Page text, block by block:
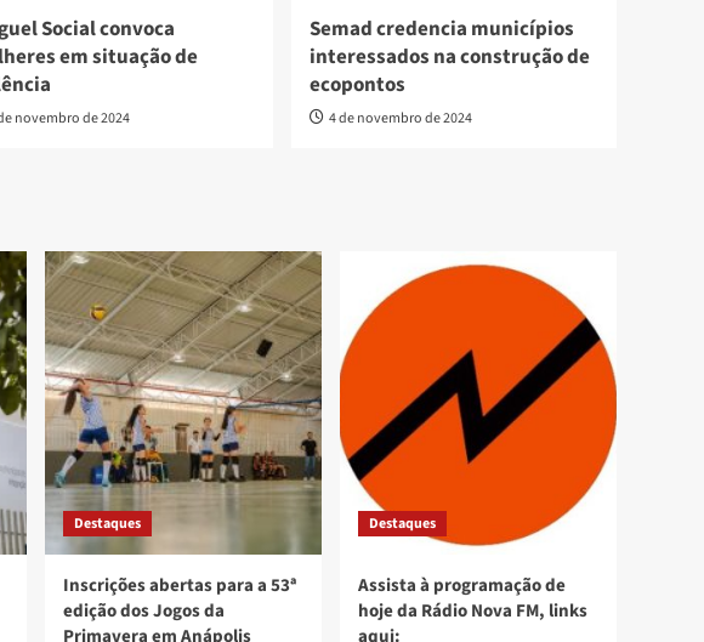
Social convoca
em situação de
novembro de 2024
Semad credencia municípios
interessados na construção de
ecopontos
4 de novembro de 2024
Destaques
Inscrições abertas para a 53ª
edição dos Jogos da
Destaques
Assista à programação de
hoje da Rádio Nova FM, links